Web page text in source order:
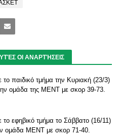
ΟΙ ΑΝΑΡΤΉΣΕΙΣ
παιδικό τμήμα την Κυριακή (23/3)
ομάδα της ΜΕΝΤ με σκορ 39-73.
το εφηβικό τμήμα το Σάββατο (16/11)
ομάδα ΜΕΝΤ με σκορ 71-40.